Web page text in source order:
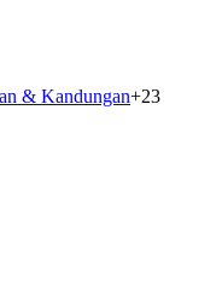
& Kandungan+23